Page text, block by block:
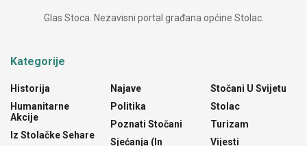
Glas Stoca. Nezavisni portal građana općine Stolac.
Kategorije
Historija
Humanitarne
Akcije
Iz Stolačke Sehare
Najave
Politika
Poznati Stočani
Sjećanja (In
Stočani U Svijetu
Stolac
Turizam
Vijesti